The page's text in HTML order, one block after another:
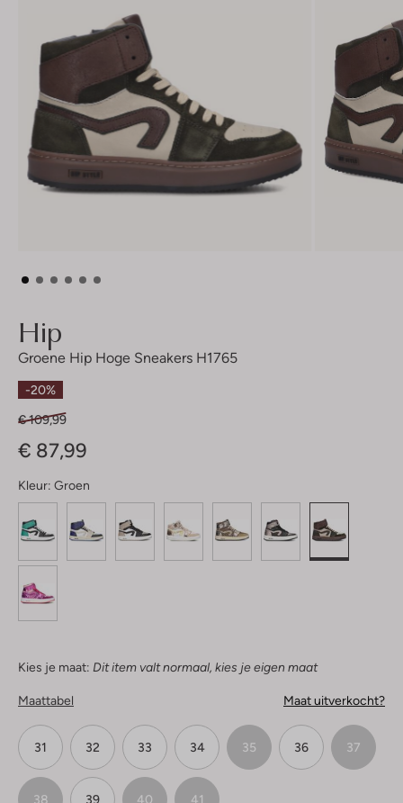
Hip
Groene Hip Hoge Sneakers H1765
-20%
€ 109,99
€ 87,99
Kleur: Groen
Kies je maat: Dit item valt normaal, kies je eigen maat
Maattabel Maat uitverkocht?
31 32 33 34 35 36 37
38 39 40 41